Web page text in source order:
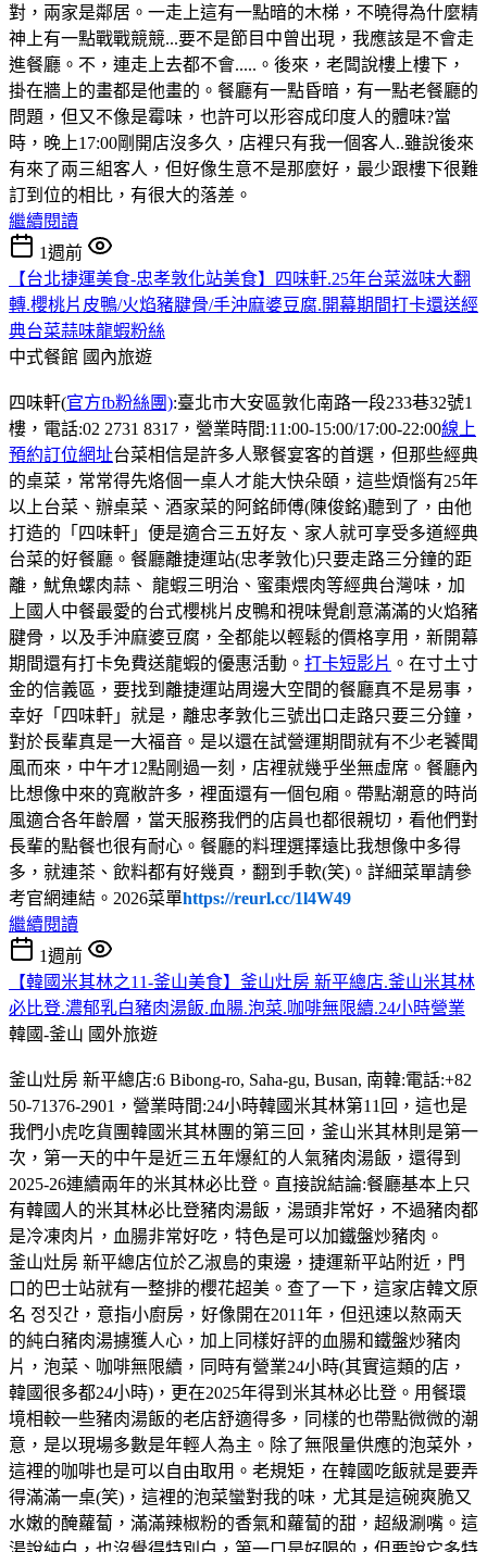
對，兩家是鄰居。一走上這有一點暗的木梯，不曉得為什麼精
神上有一點戰戰競競...要不是節目中曾出現，我應該是不會走
進餐廳。不，連走上去都不會.....。後來，老闆說樓上樓下，
掛在牆上的畫都是他畫的。餐廳有一點昏暗，有一點老餐廳的
問題，但又不像是霉味，也許可以形容成印度人的體味?當
時，晚上17:00剛開店沒多久，店裡只有我一個客人..雖說後來
有來了兩三組客人，但好像生意不是那麼好，最少跟樓下很難
訂到位的相比，有很大的落差。
繼續閱讀
1週前
【台北捷運美食-忠孝敦化站美食】四味軒.25年台菜滋味大翻
轉.櫻桃片皮鴨/火焰豬腱骨/手沖麻婆豆腐.開幕期間打卡還送經
典台菜蒜味龍蝦粉絲
中式餐館 國內旅遊
四味軒(官方fb粉絲團):臺北市大安區敦化南路一段233巷32號1
樓，電話:02 2731 8317，營業時間:11:00-15:00/17:00-22:00線上
預約訂位網址台菜相信是許多人聚餐宴客的首選，但那些經典
的桌菜，常常得先烙個一桌人才能大快朵頤，這些煩惱有25年
以上台菜、辦桌菜、酒家菜的阿銘師傅(陳俊銘)聽到了，由他
打造的「四味軒」便是適合三五好友、家人就可享受多道經典
台菜的好餐廳。餐廳離捷運站(忠孝敦化)只要走路三分鐘的距
離，魷魚螺肉蒜、 龍蝦三明治、蜜棗煨肉等經典台灣味，加
上國人中餐最愛的台式櫻桃片皮鴨和視味覺創意滿滿的火焰豬
腱骨，以及手沖麻婆豆腐，全都能以輕鬆的價格享用，新開幕
期間還有打卡免費送龍蝦的優惠活動。 打卡短影片 。在寸土寸
金的信義區，要找到離捷運站周邊大空間的餐廳真不是易事，
幸好「四味軒」就是，離忠孝敦化三號出口走路只要三分鐘，
對於長輩真是一大福音。是以還在試營運期間就有不少老饕聞
風而來，中午才12點剛過一刻，店裡就幾乎坐無虛席。餐廳內
比想像中來的寬敝許多，裡面還有一個包廂。帶點潮意的時尚
風適合各年齡層，當天服務我們的店員也都很親切，看他們對
長輩的點餐也很有耐心。餐廳的料理選擇遠比我想像中多得
多，就連茶、飲料都有好幾頁，翻到手軟(笑)。詳細菜單請參
考官網連結。2026菜單https://reurl.cc/1l4W49
繼續閱讀
1週前
【韓國米其林之11-釜山美食】釜山灶房 新平總店.釜山米其林
必比登.濃郁乳白豬肉湯飯.血腸.泡菜.咖啡無限續.24小時營業
韓國-釜山 國外旅遊
釜山灶房 新平總店:6 Bibong-ro, Saha-gu, Busan, 南韓:電話:+82
50-71376-2901，營業時間:24小時韓國米其林第11回，這也是
我們小虎吃貨團韓國米其林團的第三回，釜山米其林則是第一
次，第一天的中午是近三五年爆紅的人氣豬肉湯飯，還得到
2025-26連續兩年的米其林必比登。直接說結論:餐廳基本上只
有韓國人的米其林必比登豬肉湯飯，湯頭非常好，不過豬肉都
是冷凍肉片，血腸非常好吃，特色是可以加鐵盤炒豬肉。
釜山灶房 新平總店位於乙淑島的東邊，捷運新平站附近，門
口的巴士站就有一整排的櫻花超美。查了一下，這家店韓文原
名 정짓간，意指小廚房，好像開在2011年，但迅速以熬兩天
的純白豬肉湯擄獲人心，加上同樣好評的血腸和鐵盤炒豬肉
片，泡菜、咖啡無限續，同時有營業24小時(其實這類的店，
韓國很多都24小時)，更在2025年得到米其林必比登。用餐環
境相較一些豬肉湯飯的老店舒適得多，同樣的也帶點微微的潮
意，是以現場多數是年輕人為主。除了無限量供應的泡菜外，
這裡的咖啡也是可以自由取用。老規矩，在韓國吃飯就是要弄
得滿滿一桌(笑)，這裡的泡菜蠻對我的味，尤其是這碗爽脆又
水嫩的醃蘿蔔，滿滿辣椒粉的香氣和蘿蔔的甜，超級涮嘴。這